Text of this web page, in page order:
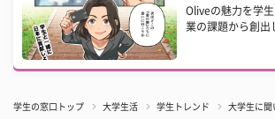
Oliveの魅力を学
業の課題から創出
学生の窓口トップ 大学生活 学生トレンド 大学生に聞